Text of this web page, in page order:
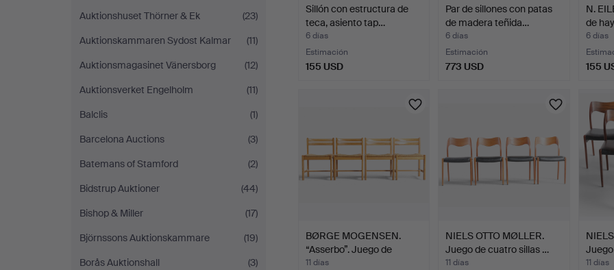
Auktionshuset Thörner & Ek
(23)
Auktionskammaren Sydost Kalmar
(11)
Auktionsmagasinet Vänersborg
(12)
Auktionsverket Engelholm
(11)
Balclis
(1)
Barcelona Auctions
(3)
Batemans of Stamford
(2)
Bidstrup Auktioner
(44)
Bishop & Miller
(17)
Björnssons Auktionskammare
(19)
Borås Auktionshall
(3)
Sillón con estructura de
teca, asiento tap…
6 días
Estimación
155 USD
Par de sillones con patas
de madera teñida…
6 días
Estimación
773 USD
N.
de
6 días
155
BØRGE MOGENSEN.
“Asserbo”. Juego de
cuatro…
11 días
NIELS OTTO MØLLER.
Juego de cuatro sillas …
11 días
11 días